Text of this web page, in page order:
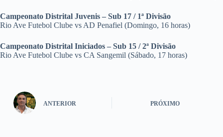
Campeonato Distrital Juvenis – Sub 17 / 1ª Divisão
Rio Ave Futebol Clube vs AD Penafiel (Domingo, 16 horas)
Campeonato Distrital Iniciados – Sub 15 / 2ª Divisão
Rio Ave Futebol Clube vs CA Sangemil (Sábado, 17 horas)
ANTERIOR PRÓXIMO